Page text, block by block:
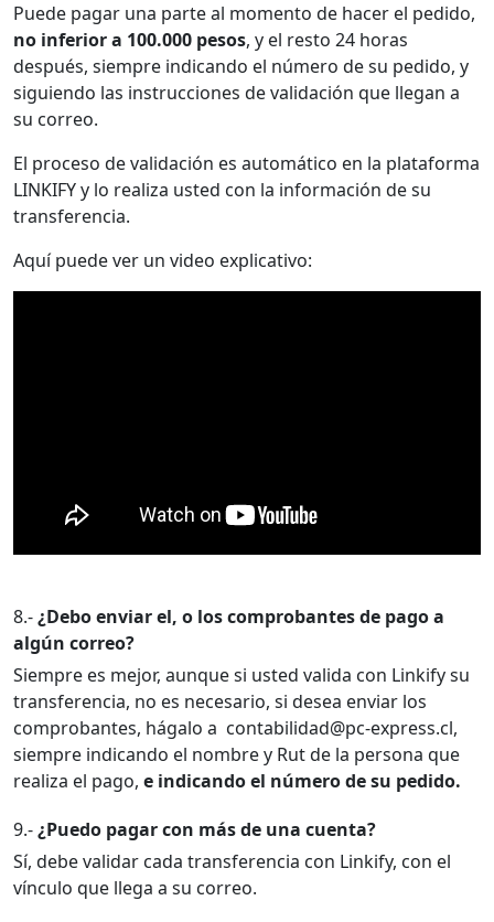
Puede pagar una parte al momento de hacer el pedido,
no inferior a 100.000 pesos, y el resto 24 horas
después, siempre indicando el número de su pedido, y
siguiendo las instrucciones de validación que llegan a
su correo.
El proceso de validación es automático en la plataforma
LINKIFY y lo realiza usted con la información de su
transferencia.
Aquí puede ver un video explicativo:
8.-¿Debo enviar el, o los comprobantes de pago a
algún correo?
Siempre es mejor, aunque si usted valida con Linkify su
transferencia, no es necesario, si desea enviar los
comprobantes, hágalo a contabilidad@pc-express.cl,
siempre indicando el nombre y Rut de la persona que
realiza el pago, e indicando el número de su pedido.
9.-¿Puedo pagar con más de una cuenta?
Sí, debe validar cada transferencia con Linkify, con el
vínculo que llega a su correo.